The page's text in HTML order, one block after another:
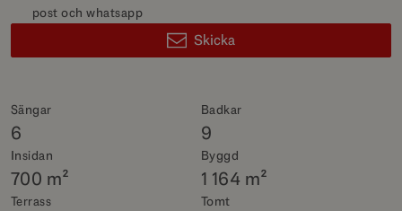
Sängar
6
Badkar
9
Insidan
700 m²
Byggd
1 164 m²
Terrass Tomt
post och whatsapp
Skicka